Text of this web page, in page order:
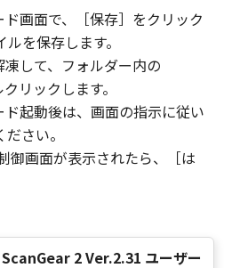
のいずれかの条項に違反
直ちに終了します。
によって本契約書が終了
「本ソフトウェア」およ
を廃棄または消去するも
、本契約書第2条、第4条
第4項および第10条の規
後も効力を有します。
画面で、［保存］をクリック
を保存します。
して、フォルダー内の
リックします。
起動後は、画面の指示に従い
さい。
御画面が表示されたら、［は
2 Ver.2.31 ユーザー